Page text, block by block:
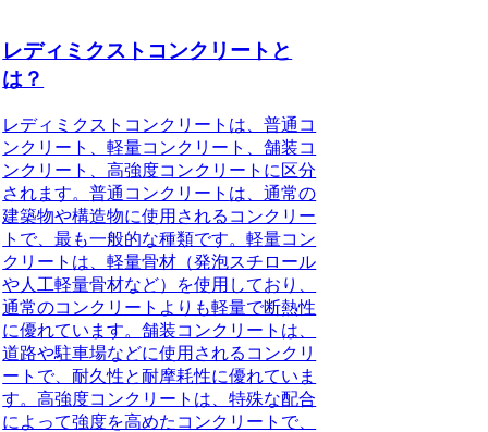
レディミクストコンクリートと
は？
レディミクストコンクリートは、普通コ
ンクリート、軽量コンクリート、舗装コ
ンクリート、高強度コンクリートに区分
されます。普通コンクリート は、通常の
建築物や構造物に使用されるコンクリー
トで、最も一般的な種類です。軽量コン
クリート は、軽量骨材（発泡スチロール
や人工軽量骨材など）を使用しており、
通常のコンクリートよりも軽量で断熱性
に優れています。舗装コンクリート は、
道路や駐車場などに使用されるコンクリ
ートで、耐久性と耐摩耗性に優れていま
す。高強度コンクリート は、特殊な配合
によって強度を高めたコンクリートで、